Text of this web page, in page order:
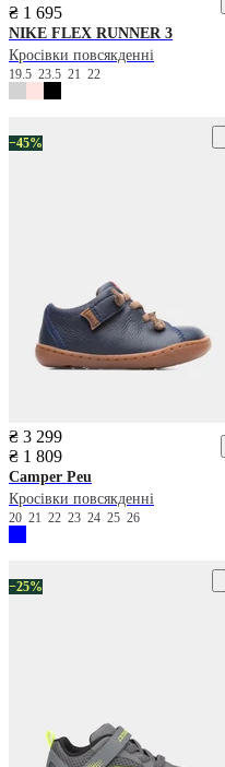
₴ 1 695
NIKE FLEX RUNNER 3
Кросівки повсякденні
19.5 23.5 21 22
−45%
₴ 3 299
₴ 1 809
Camper Peu
Кросівки повсякденні
20 21 22 23 24 25 26
−25%